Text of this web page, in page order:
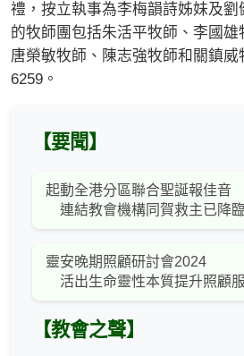
禮，按立執事為李梅韻詩姊妹及劉
的牧師團包括朱活平牧師、李國雄
唐榮敏牧師、陳志強牧師和關鎮威
6259。
【要聞】
起動全港分區聯合聖誕報佳音
連結教會機構同賀救主已降
靈安晚期照顧研討會2024
活出生命靈性本質提升照顧
【教會之聲】